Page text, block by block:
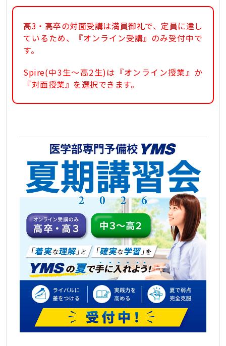
高3・高卒の対面受講は満員御礼で、定員に達し
ているため、『オンライン受講』のみ受付中で
す。
Spire(中3生～高2生)は『オンライン授業』か
『対面授業』を選択できます。